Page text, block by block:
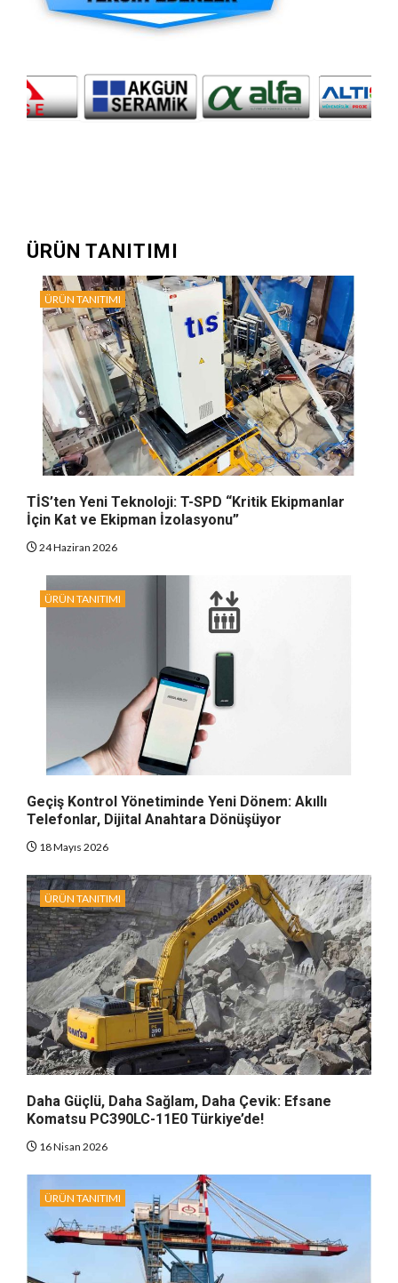
ÜRÜN TANITIMI
ÜRÜN TANITIMI
TİS’ten Yeni Teknoloji: T-SPD “Kritik Ekipmanlar
İçin Kat ve Ekipman İzolasyonu”
24 Haziran 2026
ÜRÜN TANITIMI
Geçiş Kontrol Yönetiminde Yeni Dönem: Akıllı
Telefonlar, Dijital Anahtara Dönüşüyor
18 Mayıs 2026
ÜRÜN TANITIMI
Daha Güçlü, Daha Sağlam, Daha Çevik: Efsane
Komatsu PC390LC-11E0 Türkiye’de!
16 Nisan 2026
ÜRÜN TANITIMI